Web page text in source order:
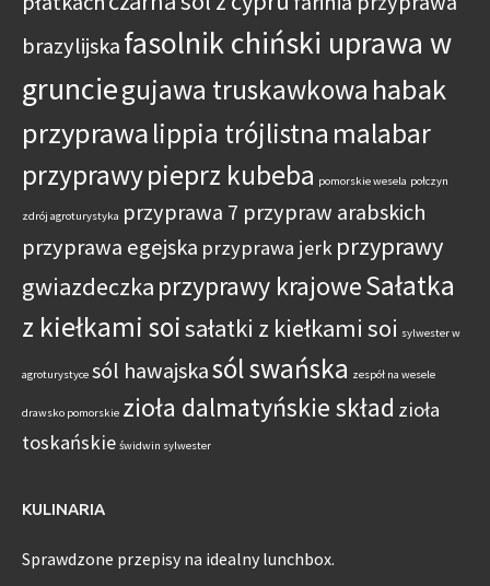
brazylijskafasolnik chiński uprawa w
grunciegujawa truskawkowa habak
przyprawalippia trójlistna malabar
przyprawypieprz kubeba pomorskie wesela połczyn
zdrój agroturystyka przyprawa 7 przypraw arabskich
przyprawa egejska przyprawa jerk przyprawy
gwiazdeczka przyprawy krajoweSałatka
z kiełkami soisałatki z kiełkami soi sylwester w
agroturystyce sól hawajskasól swańska zespół na wesele
drawsko pomorskie zioła dalmatyńskie skład zioła
toskańskie świdwin sylwester
KULINARIA
Sprawdzone przepisy na idealny lunchbox.